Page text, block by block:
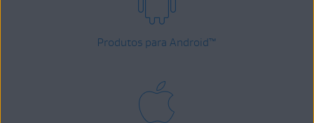
Produtos para Android™